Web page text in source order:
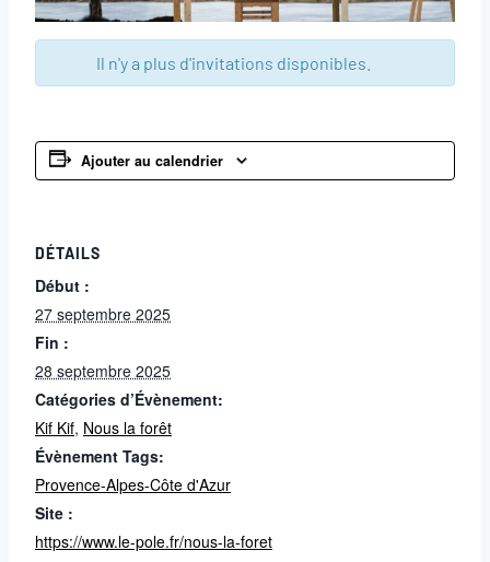
Il n'y a plus d'invitations disponibles.
Ajouter au calendrier
DÉTAILS
Début :
27 septembre 2025
Fin :
28 septembre 2025
Catégories d’Évènement:
Kif Kif, Nous la forêt
Évènement Tags:
Provence-Alpes-Côte d'Azur
Site :
https://www.le-pole.fr/nous-la-foret